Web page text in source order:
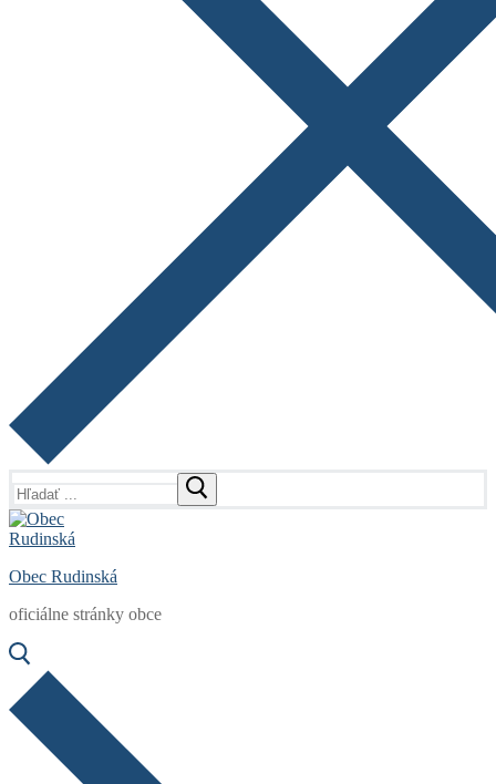
Obec Rudinská
oficiálne stránky obce